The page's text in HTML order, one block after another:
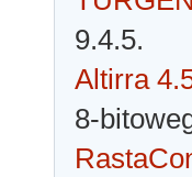
9.4.5.
Altirra
8-